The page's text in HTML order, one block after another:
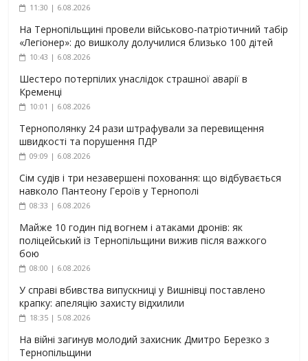
11:30 | 6.08.2026
На Тернопільщині провели військово-патріотичний табір
«Легіонер»: до вишколу долучилися близько 100 дітей
10:43 | 6.08.2026
Шестеро потерпілих унаслідок страшної аварії в
Кременці
10:01 | 6.08.2026
Тернополянку 24 рази штрафували за перевищення
швидкості та порушення ПДР
09:09 | 6.08.2026
Сім судів і три незавершені поховання: що відбувається
навколо Пантеону Героїв у Тернополі
08:33 | 6.08.2026
Майже 10 годин під вогнем і атаками дронів: як
поліцейський із Тернопільщини вижив після важкого
бою
08:00 | 6.08.2026
У справі вбивства випускниці у Вишнівці поставлено
крапку: апеляцію захисту відхилили
18:35 | 5.08.2026
На війні загинув молодий захисник Дмитро Березко з
Тернопільщини